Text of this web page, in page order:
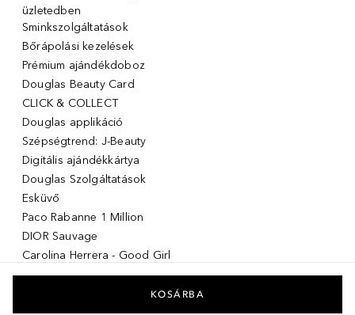
üzletedben
Sminkszolgáltatások
Bőrápolási kezelések
Prémium ajándékdoboz
Douglas Beauty Card
CLICK & COLLECT
Douglas applikáció
Szépségtrend: J-Beauty
Digitális ajándékkártya
Douglas Szolgáltatások
Esküvő
Paco Rabanne 1 Million
DIOR Sauvage
Carolina Herrera - Good Girl
Giorgio Armani Stronger with
KOSÁRBA